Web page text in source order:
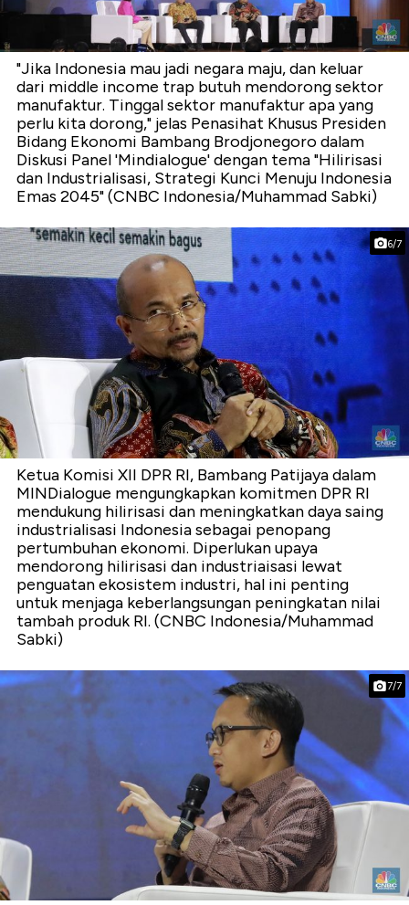
"Jika Indonesia mau jadi negara maju, dan keluar
dari middle income trap butuh mendorong sektor
manufaktur. Tinggal sektor manufaktur apa yang
perlu kita dorong," jelas Penasihat Khusus Presiden
Bidang Ekonomi Bambang Brodjonegoro dalam
Diskusi Panel 'Mindialogue' dengan tema "Hilirisasi
dan Industrialisasi, Strategi Kunci Menuju Indonesia
Emas 2045" (CNBC Indonesia/Muhammad Sabki)
6/7
Ketua Komisi XII DPR RI, Bambang Patijaya dalam
MINDialogue mengungkapkan komitmen DPR RI
mendukung hilirisasi dan meningkatkan daya saing
industrialisasi Indonesia sebagai penopang
pertumbuhan ekonomi. Diperlukan upaya
mendorong hilirisasi dan industriaisasi lewat
penguatan ekosistem industri, hal ini penting
untuk menjaga keberlangsungan peningkatan nilai
tambah produk RI. (CNBC Indonesia/Muhammad
Sabki)
7/7